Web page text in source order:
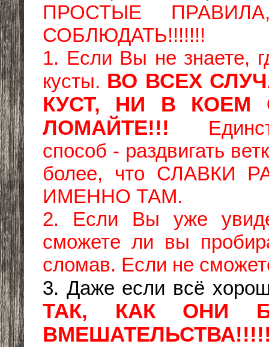
ПРОСТЫЕ
СОБЛЮДАТЬ!!!!!!!
1. Если Вы не знаете,
кусты. ВО ВСЕХ
КУСТ, НИ В КОЕМ
ЛОМАЙТЕ!!!
способ - раздвигать
более, что СЛАВКИ
ИМЕННО ТАМ.
2. Если Вы уже
сможете ли вы
сломав. Если не
3. Даже если всё
ТАК, КАК ОНИ